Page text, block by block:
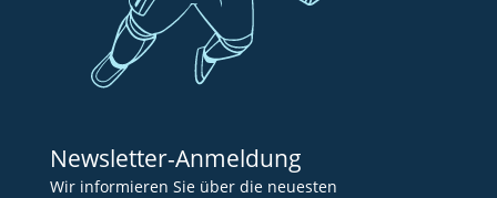
Newsletter-Anmeldung
Wir informieren Sie über die neuesten